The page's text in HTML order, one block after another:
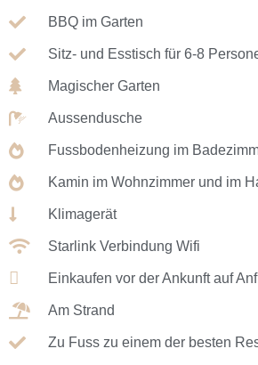
BBQ im Garten
Sitz- und Esstisch für 6-8
Magischer Garten
Aussendusche
Fussbodenheizung im
Kamin im Wohnzimmer und im
Klimagerät
Starlink Verbindung Wifi
Einkaufen vor der Ankunft auf
Am Strand
Zu Fuss zu einem der besten